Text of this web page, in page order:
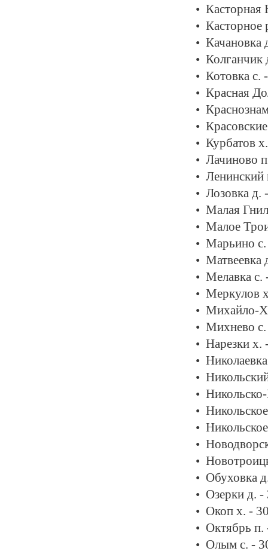
Касторная
Касторное
Качановка
Колганчик
Котовка с.
Красная
Курбатов
Лачиново
Ленинский
Лозовка д.
Малая
Малое
Марьино
Матвеевка
Мелавка с.
Меркулов
Михайло-
Михнево
Нарезки х.
Обуховка
Озерки д. -
Окоп х. -
Октябрь п.
Олым с. -